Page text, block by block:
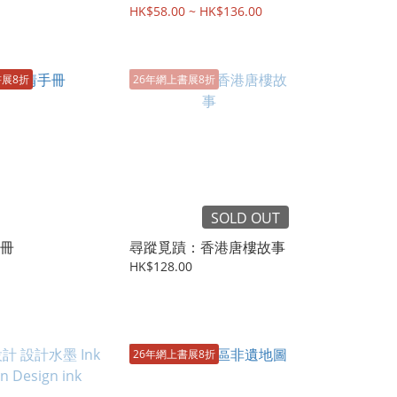
圖)
HK$58.00 ~ HK$136.00
8折 26年網上書展8折
SOLD OUT
尋蹤覓蹟：香港唐樓故事
HK$128.00
26年網上書展8折